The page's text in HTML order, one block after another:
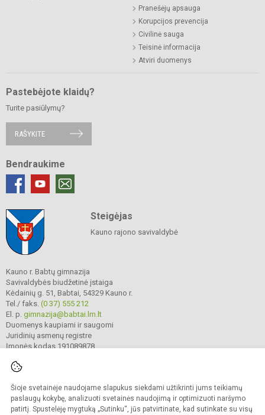
Šioje svetainėje naudojame slapukus siekdami užtikrinti jums teikiamų
paslaugų kokybę, analizuoti svetainės naudojimą ir optimizuoti naršymo
patirtį. Spustelėję mygtuką „Sutinku“, jūs patvirtinate, kad sutinkate su visų
Pranešėjų apsauga
Korupcijos prevencija
Civilinė sauga
Teisinė informacija
Atviri duomenys
Pastebėjote klaidų?
Turite pasiūlymų?
RAŠYKITE
Bendraukime
Steigėjas
Kauno rajono savivaldybė
Kauno r. Babtų gimnazija
Savivaldybės biudžetinė įstaiga
Kėdainių g. 51, Babtai, 54329 Kauno r.
Tel./ faks. (0 37) 555 212
El. p. gimnazija@babtai.lm.lt
Duomenys kaupiami ir saugomi
Juridinių asmenų registre
Įmonės kodas 191089878
© 2025. Kauno r. Babtų gimnazija. Visos teisės saugomos.
Kopijuoti turinį be raštiško gimnazijos sutikimo griežtai draudžiama.